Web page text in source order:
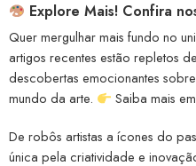
Explore Mais! Confira
Quer mergulhar mais fundo no
artigos recentes estão repletos
descobertas emocionantes
mundo da arte.
Saiba mais
De robôs artistas a ícones do
única pela criatividade e